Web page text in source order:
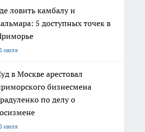
ловить камбалу и
5 доступных точек в
июля
в Москве арестовал
бизнесмена
по делу о
июля